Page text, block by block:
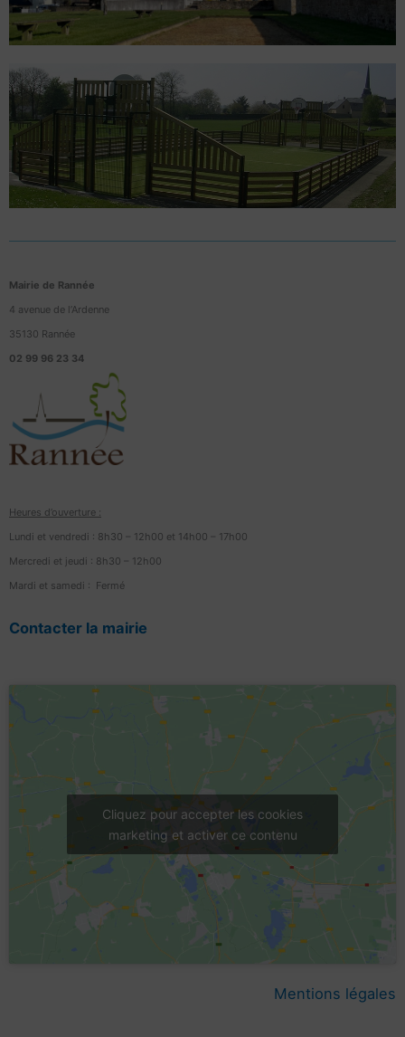
Mairie de Rannée
4 avenue de l’Ardenne
35130 Rannée
02 99 96 23 34
Heures d’ouverture :
Lundi et vendredi : 8h30 – 12h00 et 14h00 – 17h00
Mercredi et jeudi : 8h30 – 12h00
Mardi et samedi : Fermé
Contacter la mairie
Cliquez pour accepter les cookies
marketing et activer ce contenu
Mentions légales